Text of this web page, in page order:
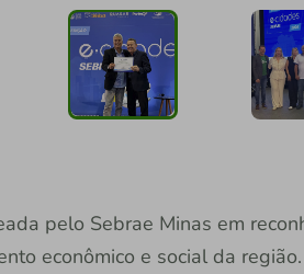
pelo Sebrae Minas em
econômico e social da